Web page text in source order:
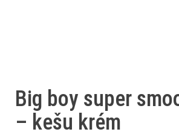
Big boy super
– kešu krém